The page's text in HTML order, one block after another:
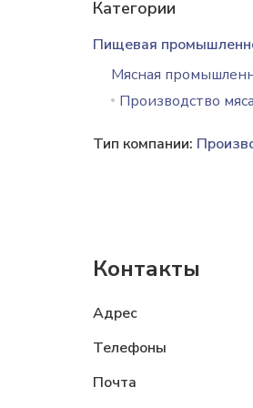
Категории
Пищевая
Мясная
Производство
Тип компании:
Контакты
Адрес
Телефоны
Почта